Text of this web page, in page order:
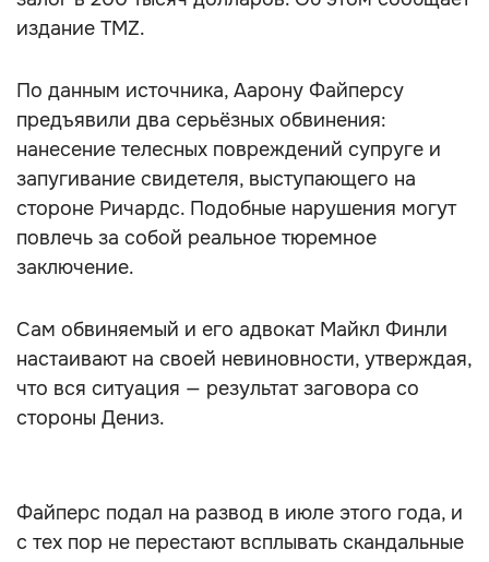
издание TMZ.
По данным источника, Аарону Файперсу
предъявили два серьёзных обвинения:
нанесение телесных повреждений супруге и
запугивание свидетеля, выступающего на
стороне Ричардс. Подобные нарушения могут
повлечь за собой реальное тюремное
заключение.
Сам обвиняемый и его адвокат Майкл Финли
настаивают на своей невиновности, утверждая,
что вся ситуация — результат заговора со
стороны Дениз.
Файперс подал на развод в июле этого года, и
с тех пор не перестают всплывать скандальные